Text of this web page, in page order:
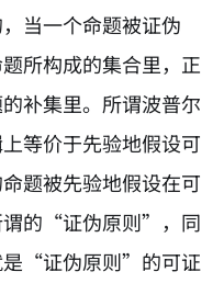
当一个命题被证伪
所构成的集合里，正
补集里。所谓波普尔
等价于先验地假设可
题被先验地假设在可
谓的“证伪原则”，同
是“证伪原则”的可证